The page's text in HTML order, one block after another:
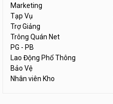
Marketing
Tạp Vụ
Trợ Giảng
Trông Quán Net
PG - PB
Lao Động Phổ Thông
Bảo Vệ
Nhân viên Kho